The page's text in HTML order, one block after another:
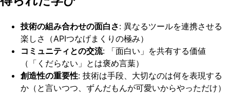
技術の組み合わせの面白さ: 異なるツールを連携させる
楽しさ（APIつなげまくりの極み）
コミュニティとの交流: 「面白い」を共有する価値
（「くだらない」とは褒め言葉）
創造性の重要性: 技術は手段、大切なのは何を表現する
か（と言いつつ、ずんだもんが可愛いからやっただけ）